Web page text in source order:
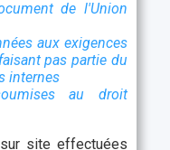
de l'Union
aux exigences
pas partie du
internes
au droit
site effectuées